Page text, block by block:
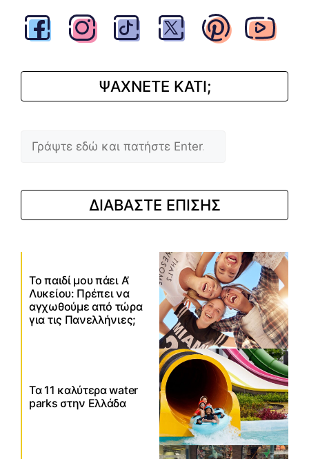
ΨΑΧΝΕΤΕ ΚΑΤΙ;
ΔΙΑΒΑΣΤΕ ΕΠΙΣΗΣ
Το παιδί μου πάει Α’
Λυκείου: Πρέπει να
αγχωθούμε από τώρα
για τις Πανελλήνιες;
Τα 11 καλύτερα water
parks στην Ελλάδα